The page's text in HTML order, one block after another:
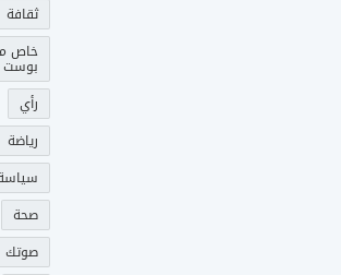
ثقافة
خاص
بوست
رأي
رياضة
صحة